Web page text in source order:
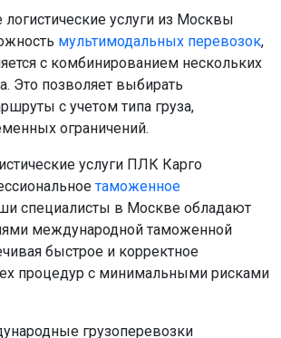
услуги из Москвы
мультимодальных перевозок,
с комбинированием нескольких
Это позволяет выбирать
с учетом типа груза,
ограничений.
услуги ПЛК Карго
таможенное
специалисты в Москве обладают
международной таможенной
быстрое и корректное
процедур с минимальными рисками
грузоперевозки